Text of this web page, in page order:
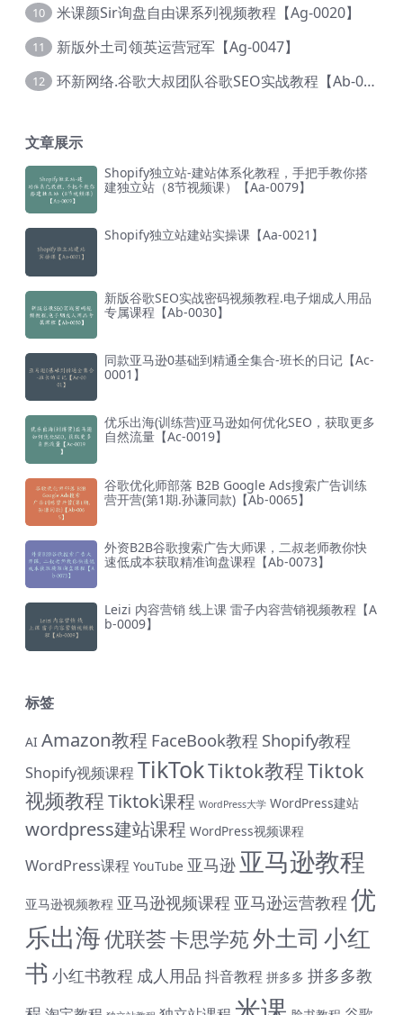
10 米课颜Sir询盘自由课系列视频教程【Ag-0020】
11 新版外土司领英运营冠军【Ag-0047】
12 环新网络.谷歌大叔团队谷歌SEO实战教程【Ab-0024】
文章展示
Shopify独立站-建站体系化教程，手把手教你搭
建独立站（8节视频课）【Aa-0079】
Shopify独立站建站实操课【Aa-0021】
新版谷歌SEO实战密码视频教程.电子烟成人用品
专属课程【Ab-0030】
同款亚马逊0基础到精通全集合-班长的日记【Ac-
0001】
优乐出海(训练营)亚马逊如何优化SEO，获取更多
自然流量【Ac-0019】
谷歌优化师部落 B2B Google Ads搜索广告训练
营开营(第1期.孙谦同款)【Ab-0065】
外资B2B谷歌搜索广告大师课，二叔老师教你快
速低成本获取精准询盘课程【Ab-0073】
Leizi 内容营销 线上课 雷子内容营销视频教程【A
b-0009】
标签
AI Amazon教程 FaceBook教程 Shopify教程
Shopify视频课程 TikTokTiktok教程Tiktok
视频教程Tiktok课程 WordPress大学 WordPress建站
wordpress建站课程 WordPress视频课程
WordPress课程 YouTube 亚马逊 亚马逊教程
亚马逊视频教程 亚马逊视频课程 亚马逊运营教程 优
乐出海优联荟卡思学苑外土司 小红
书 小红书教程 成人用品 抖音教程 拼多多 拼多多教